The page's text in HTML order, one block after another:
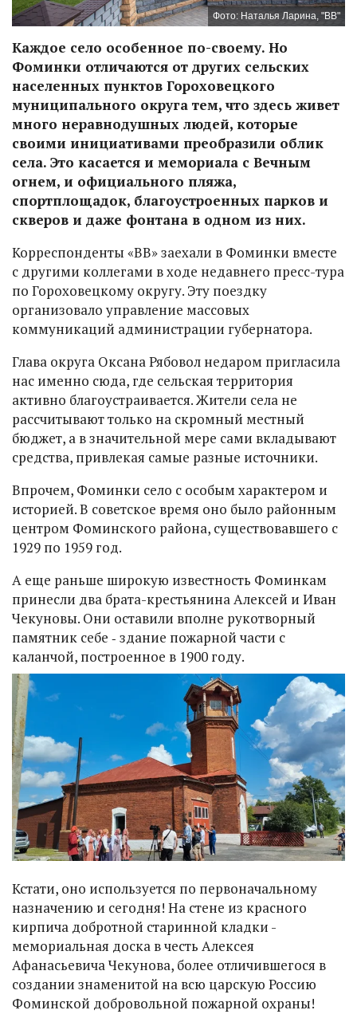
Фото: Наталья Ларина, "ВВ"
Каждое село особенное по-своему. Но
Фоминки отличаются от других сельских
населенных пунктов Гороховецкого
муниципального округа тем, что здесь живет
много неравнодушных людей, которые
своими инициативами преобразили облик
села. Это касается и мемориала с Вечным
огнем, и официального пляжа,
спортплощадок, благоустроенных парков и
скверов и даже фонтана в одном из них.
Корреспонденты «ВВ» заехали в Фоминки вместе
с другими коллегами в ходе недавнего пресс-тура
по Гороховецкому округу. Эту поездку
организовало управление массовых
коммуникаций администрации губернатора.
Глава округа Оксана Рябовол недаром пригласила
нас именно сюда, где сельская территория
активно благоустраивается. Жители села не
рассчитывают только на скромный местный
бюджет, а в значительной мере сами вкладывают
средства, привлекая самые разные источники.
Впрочем, Фоминки село с особым характером и
историей. В советское время оно было районным
центром Фоминского района, существовавшего с
1929 по 1959 год.
А еще раньше широкую известность Фоминкам
принесли два брата-крестьянина Алексей и Иван
Чекуновы. Они оставили вполне рукотворный
памятник себе ‑ здание пожарной части с
каланчой, построенное в 1900 году.
Кстати, оно используется по первоначальному
назначению и сегодня! На стене из красного
кирпича добротной старинной кладки -
мемориальная доска в честь Алексея
Афанасьевича Чекунова, более отличившегося в
создании знаменитой на всю царскую Россию
Фоминской добровольной пожарной охраны!